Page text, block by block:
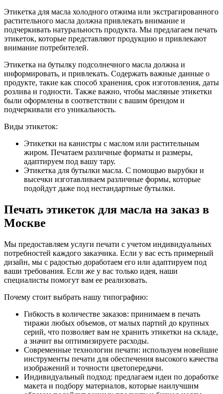
Этикетка для масла холодного отжима или экстрагированного
растительного масла должна привлекать внимание и
подчеркивать натуральность продукта. Мы предлагаем печать
этикеток, которые представляют продукцию и привлекают
внимание потребителей.
Этикетка на бутылку подсолнечного масла должна и
информировать, и привлекать. Содержать важные данные о
продукте, такие как способ хранения, срок изготовления, даты
розлива и годности. Также важно, чтобы масляные этикетки
были оформлены в соответствии с вашим брендом и
подчеркивали его уникальность.
Виды этикеток:
Этикетки на канистры с маслом или растительным
жиром. Печатаем различные форматы и размеры,
адаптируем под вашу тару.
Этикетка для бутылки масла. С помощью вырубки и
высечки изготавливаем различные формы, которые
подойдут даже под нестандартные бутылки.
Печать этикеток для масла на заказ в
Москве
Мы предоставляем услуги печати с учетом индивидуальных
потребностей каждого заказчика. Если у вас есть примерный
дизайн, мы с радостью доработаем его или адаптируем под
ваши требования. Если же у вас только идея, наши
специалисты помогут вам ее реализовать.
Почему стоит выбрать нашу типографию:
Гибкость в количестве заказов: принимаем в печать
тиражи любых объемов, от малых партий до крупных
серий, что позволяет вам не хранить этикетки на складе,
а значит вы оптимизируете расходы.
Современные технологии печати: используем новейшие
инструменты печати для обеспечения высокого качества
изображений и точности цветопередачи.
Индивидуальный подход: предлагаем идеи по доработке
макета и подбору материалов, которые наилучшим